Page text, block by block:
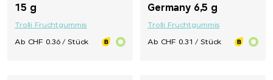
15 g
Trolli Fruchtgummis
Ab CHF 0.36 / Stück
Germany 6,5 g
Trolli Fruchtgummis
Ab CHF 0.31 / Stück